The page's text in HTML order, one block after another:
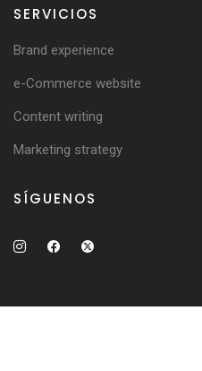
SERVICIOS
Brand experience
e-Commerce website
Content writing
Marketing strategy
SÍGUENOS